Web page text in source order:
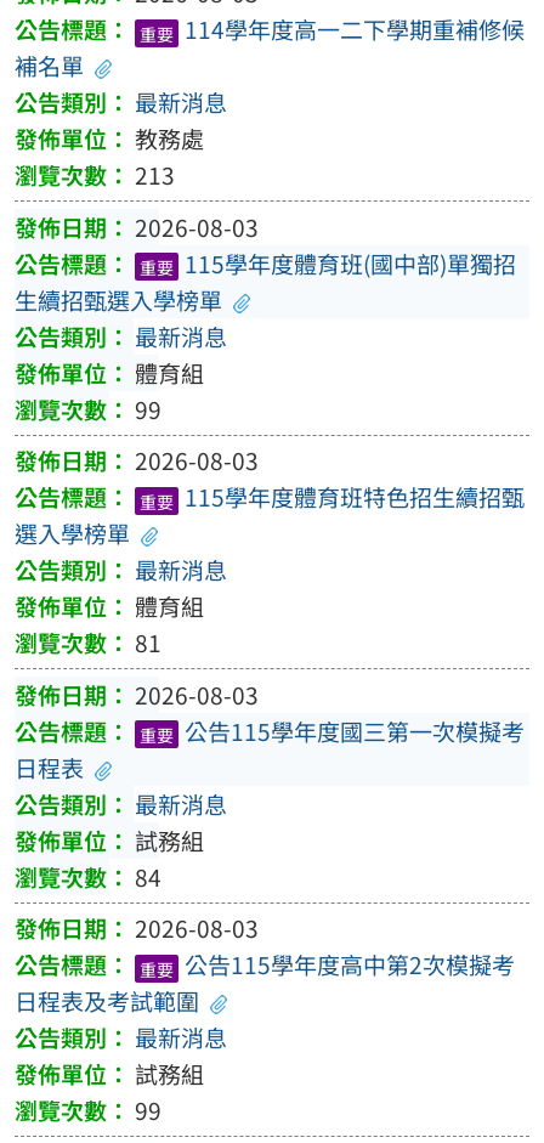
重要 114學年度高一二下學期重補修候
補名單
最新消息
教務處
213
2026-08-03
重要 115學年度體育班(國中部)單獨招
生續招甄選入學榜單
最新消息
體育組
99
2026-08-03
重要 115學年度體育班特色招生續招甄
選入學榜單
最新消息
體育組
81
2026-08-03
重要 公告115學年度國三第一次模擬考
日程表
最新消息
試務組
84
2026-08-03
重要 公告115學年度高中第2次模擬考
日程表及考試範圍
最新消息
試務組
99